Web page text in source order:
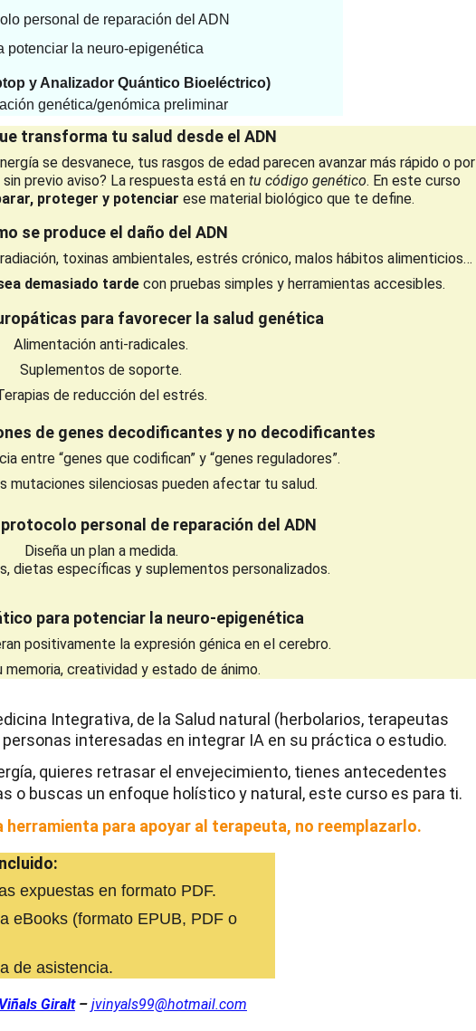
personal de reparación del ADN
potenciar la neuro‑epigenética
y Analizador Quántico Bioeléctrico)
genética/genómica preliminar
transforma tu salud desde el ADN
se desvanece, tus rasgos de edad parecen avanzar más rápido o por
previo aviso? La respuesta está en tu código genético. En este curso
proteger y potenciar ese material biológico que te define.
se produce el daño del ADN
toxinas ambientales, estrés crónico, malos hábitos alimenticios…
demasiado tarde con pruebas simples y herramientas accesibles.
para favorecer la salud genética
Alimentación anti‑radicales.
Suplementos de soporte.
de reducción del estrés.
de genes decodificantes y no decodificantes
entre “genes que codifican” y “genes reguladores”.
mutaciones silenciosas pueden afectar tu salud.
personal de reparación del ADN
Diseña un plan a medida.
dietas específicas y suplementos personalizados.
para potenciar la neuro‑epigenética
positivamente la expresión génica en el cerebro.
memoria, creatividad y estado de ánimo.
expuestas en formato PDF.
eBooks (formato EPUB, PDF o
de asistencia.
Giralt – jvinyals99@hotmail.com
Integrativa, de la Salud natural (herbolarios, terapeutas
interesadas en integrar IA en su práctica o estudio.
quieres retrasar el envejecimiento, tienes antecedentes
o buscas un enfoque holístico y natural, este curso es para ti.
herramienta para apoyar al terapeuta, no reemplazarlo.